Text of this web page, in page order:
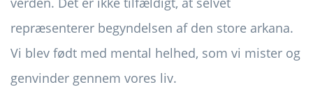
repræsenterer begyndelsen af ​​den store arkana.
Vi blev født med mental helhed, som vi mister og
genvinder gennem vores liv.